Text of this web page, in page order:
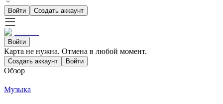
Войти Создать аккаунт
Войти
Карта не нужна. Отмена в любой момент.
Создать аккаунт Войти
Обзор
Музыка